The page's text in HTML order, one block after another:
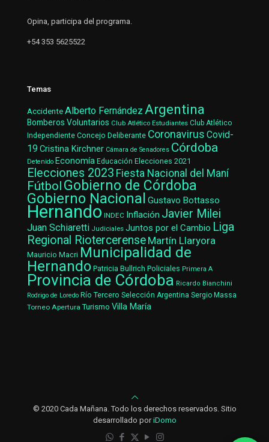
Opina, participa del programa.
+54 353 5625522
Temas
AccidenteAlberto Fernández Argentina
Bomberos Voluntarios Club Atlético Estudiantes Club Atlético
Independiente Concejo Deliberante Coronavirus Covid-
19 Cristina Kirchner Cámara de Senadores Córdoba
Detenido Economía Educación Elecciones 2021
Elecciones 2023 Fiesta Nacional del Maní
Fútbol Gobierno de Córdoba
Gobierno Nacional Gustavo Bottasso
Hernando INDEC Inflación Javier Milei
Juan Schiaretti Judiciales Juntos por el Cambio Liga
Regional Riotercerense Martín Llaryora
Mauricio Macri Municipalidad de
Hernando Patricia Bullrich Policiales Primera A
Provincia de Córdoba Ricardo Bianchini
Rodrigo de Loredo Río Tercero Selección Argentina Sergio Massa
Torneo Apertura Turismo Villa María
© 2020 Cada Mañana. Todo los derechos reservados. Sitio
desarrollado poriDomo